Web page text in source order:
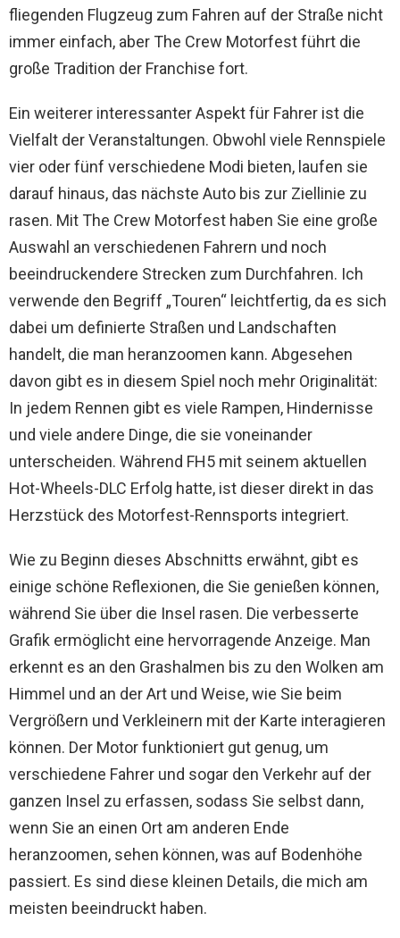
fliegenden Flugzeug zum Fahren auf der Straße nicht
immer einfach, aber The Crew Motorfest führt die
große Tradition der Franchise fort.
Ein weiterer interessanter Aspekt für Fahrer ist die
Vielfalt der Veranstaltungen. Obwohl viele Rennspiele
vier oder fünf verschiedene Modi bieten, laufen sie
darauf hinaus, das nächste Auto bis zur Ziellinie zu
rasen. Mit The Crew Motorfest haben Sie eine große
Auswahl an verschiedenen Fahrern und noch
beeindruckendere Strecken zum Durchfahren. Ich
verwende den Begriff „Touren“ leichtfertig, da es sich
dabei um definierte Straßen und Landschaften
handelt, die man heranzoomen kann. Abgesehen
davon gibt es in diesem Spiel noch mehr Originalität:
In jedem Rennen gibt es viele Rampen, Hindernisse
und viele andere Dinge, die sie voneinander
unterscheiden. Während FH5 mit seinem aktuellen
Hot-Wheels-DLC Erfolg hatte, ist dieser direkt in das
Herzstück des Motorfest-Rennsports integriert.
Wie zu Beginn dieses Abschnitts erwähnt, gibt es
einige schöne Reflexionen, die Sie genießen können,
während Sie über die Insel rasen. Die verbesserte
Grafik ermöglicht eine hervorragende Anzeige. Man
erkennt es an den Grashalmen bis zu den Wolken am
Himmel und an der Art und Weise, wie Sie beim
Vergrößern und Verkleinern mit der Karte interagieren
können. Der Motor funktioniert gut genug, um
verschiedene Fahrer und sogar den Verkehr auf der
ganzen Insel zu erfassen, sodass Sie selbst dann,
wenn Sie an einen Ort am anderen Ende
heranzoomen, sehen können, was auf Bodenhöhe
passiert. Es sind diese kleinen Details, die mich am
meisten beeindruckt haben.